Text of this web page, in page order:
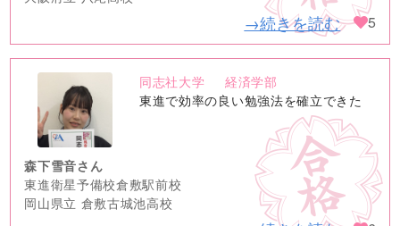
→続きを読む 5
no
image
同志社大学
経済学部
東進で効率の良い勉強法を確立できた
森下雪音さん
東進衛星予備校倉敷駅前校
岡山県立 倉敷古城池高校